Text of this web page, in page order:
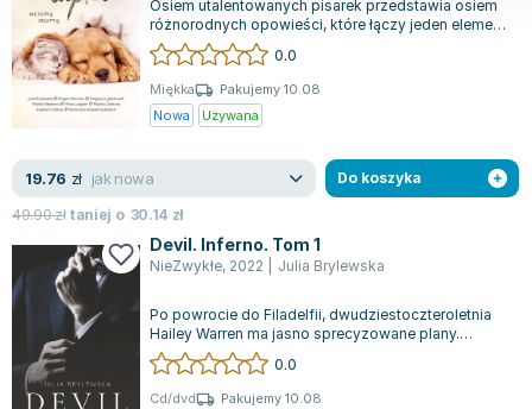
Osiem utalentowanych pisarek przedstawia osiem
różnorodnych opowieści, które łączy jeden element
– ukochane zwierzęta. Te historie...
0.0
Miękka
Pakujemy 10.08
Nowa
Używana
19.76 zł jak nowa
49.90złtaniej o 30.14 zł
Do koszyka
Devil. Inferno. Tom 1
NieZwykłe, 2022 Julia Brylewska
Po powrocie do Filadelfii, dwudziestoczteroletnia
Hailey Warren ma jasno sprecyzowane plany.
Pragnie spędzić czas z rodziną, zdoby...
0.0
Cd/dvd
Pakujemy 10.08